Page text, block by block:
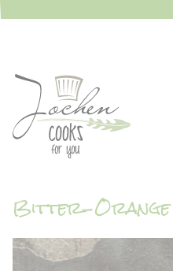
Bitter-Orange